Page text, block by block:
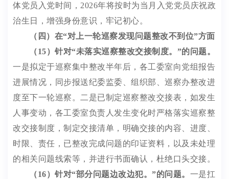
体党员入党时间， 2026年将按时为当月入党党员庆祝政
治生日，增强身份意识，牢记初心。
（四）在“对上一轮巡察发现问题整改不到位”方面
（15）针对“未落实巡察整改交接制度。 ”的问题。
一是拟定于巡察集中整改半年后，各工委室向党组报告
进展情况，同步报送纪委监委、组织部、巡察办整改进
度至下一轮巡察。二是已制定巡察整改交接表，如发生
人事变动，各工委室负责人发生变化时严格落实巡察整
改交接制度，制定交接清单，明确交接的内容、进度、
时限、责任，已整改完成问题的印证资料，以及未处理
的相关问题线索等，并进行书面确认 ，杜绝口头交接。
（16）针对“部分问题边改边犯。 ”的问题。 一是扛